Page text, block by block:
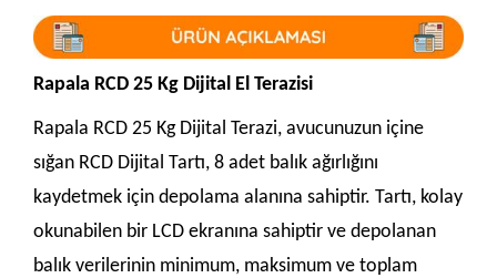
Rapala RCD 25 Kg Dijital El Terazisi
Rapala RCD 25 Kg Dijital Terazi, avucunuzun içine
sığan RCD Dijital Tartı, 8 adet balık ağırlığını
kaydetmek için depolama alanına sahiptir. Tartı, kolay
okunabilen bir LCD ekranına sahiptir ve depolanan
balık verilerinin minimum, maksimum ve toplam